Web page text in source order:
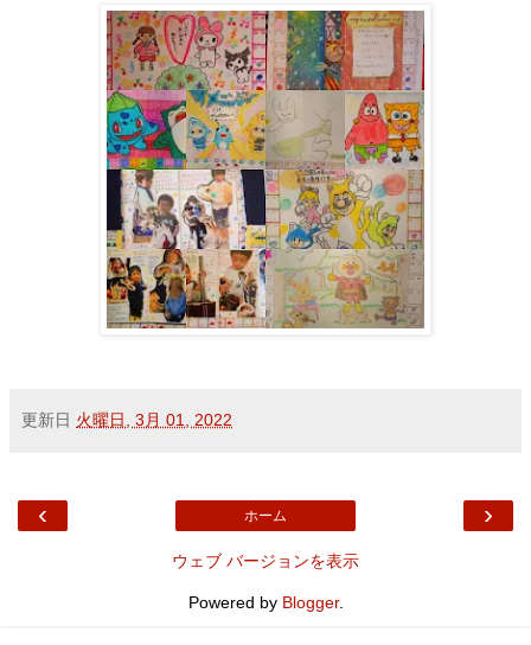
更新日 火曜日, 3月 01, 2022
‹ ›
ホーム
ウェブ バージョンを表示
Powered by Blogger.